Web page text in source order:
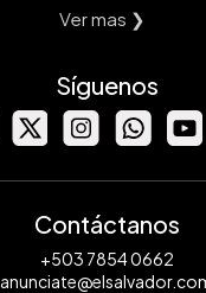
Ver mas ❯
Síguenos
Contáctanos
+503 7854 0662